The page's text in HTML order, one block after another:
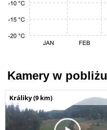
Kamery w pobliżu
Králiky (9 km)